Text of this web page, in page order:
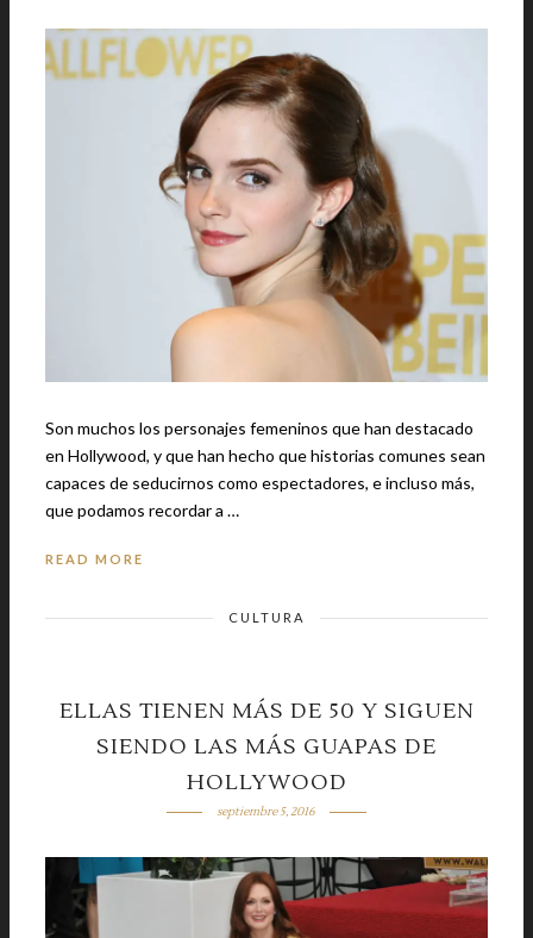
Son muchos los personajes femeninos que han destacado
en Hollywood, y que han hecho que historias comunes sean
capaces de seducirnos como espectadores, e incluso más,
que podamos recordar a …
READ MORE
CULTURA
ELLAS TIENEN MÁS DE 50 Y SIGUEN
SIENDO LAS MÁS GUAPAS DE
HOLLYWOOD
septiembre 5, 2016